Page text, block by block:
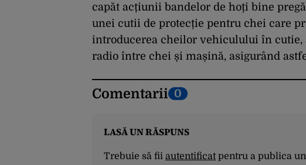
capăt acțiunii bandelor de hoți bine
unei cutii de protecție pentru chei care
introducerea cheilor vehiculului în cutie,
radio între chei și mașină, asigurând
Comentarii 0
LASĂ UN RĂSPUNS
Trebuie să fii autentificatpentru a publica